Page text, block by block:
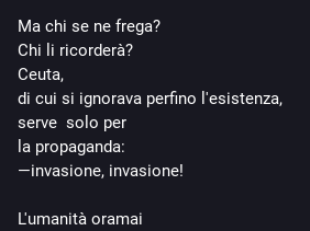
Ma chi se ne frega?
Chi li ricorderà?
Ceuta,
di cui si ignorava perfino l'esistenza,
serve  solo per
la propaganda:
—invasione, invasione!
L'umanità oramai